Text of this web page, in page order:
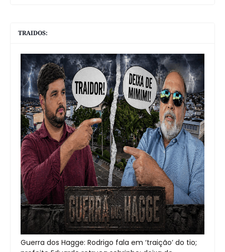
TRAIDOS:
Guerra dos Hagge: Rodrigo fala em ‘traição’ do tio;